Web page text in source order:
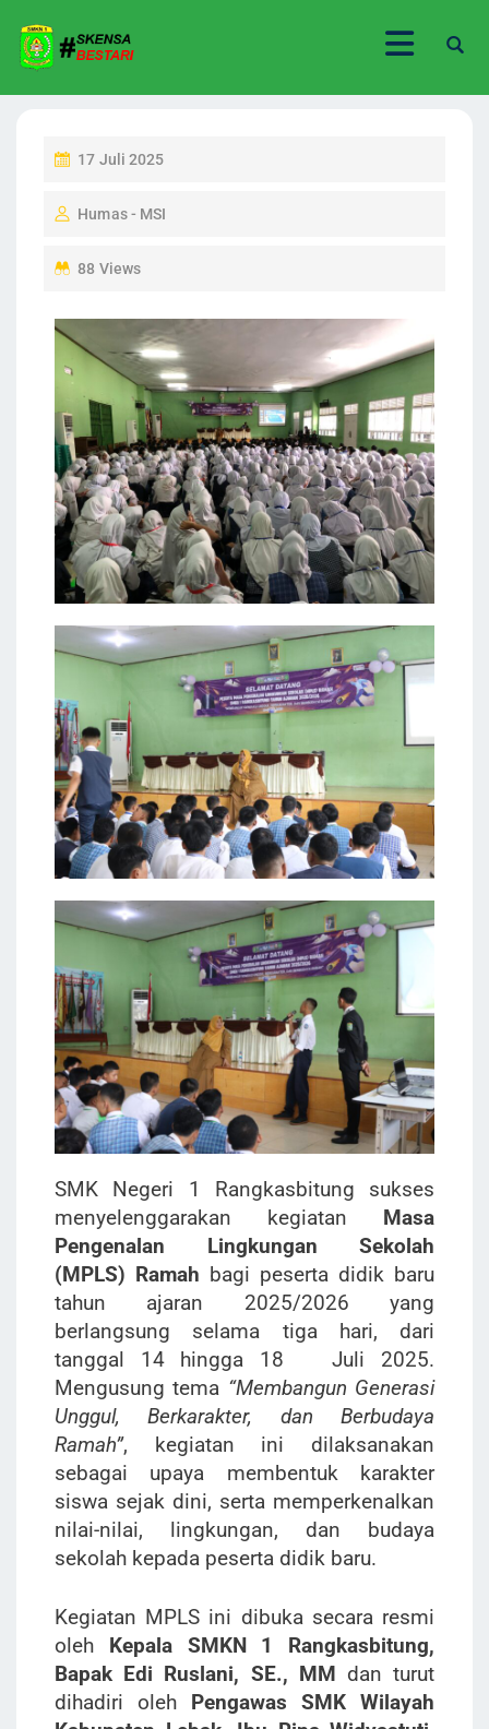
17 Juli 2025
Humas - MSI
88 Views
SMK Negeri 1 Rangkasbitung sukses
menyelenggarakan kegiatan Masa
Pengenalan Lingkungan Sekolah
(MPLS) Ramah bagi peserta didik baru
tahun ajaran 2025/2026 yang
berlangsung selama tiga hari, dari
tanggal 14 hingga 18 Juli 2025.
Mengusung tema “Membangun Generasi
Unggul, Berkarakter, dan Berbudaya
Ramah”, kegiatan ini dilaksanakan
sebagai upaya membentuk karakter
siswa sejak dini, serta memperkenalkan
nilai-nilai, lingkungan, dan budaya
sekolah kepada peserta didik baru.
Kegiatan MPLS ini dibuka secara resmi
oleh Kepala SMKN 1 Rangkasbitung,
Bapak Edi Ruslani, SE., MM dan turut
dihadiri oleh Pengawas SMK Wilayah